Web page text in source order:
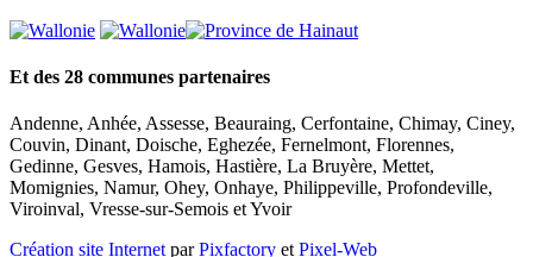
Et des 28 communes partenaires
Andenne, Anhée, Assesse, Beauraing, Cerfontaine, Chimay, Ciney,
Couvin, Dinant, Doische, Eghezée, Fernelmont, Florennes,
Gedinne, Gesves, Hamois, Hastière, La Bruyère, Mettet,
Momignies, Namur, Ohey, Onhaye, Philippeville, Profondeville,
Viroinval, Vresse-sur-Semois et Yvoir
Création site InternetparPixfactory etPixel-Web